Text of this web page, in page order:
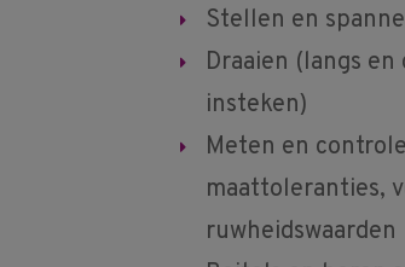
Stellen en
Draaien (langs
insteken)
Meten en
maattoleranties,
ruwheidswaarden